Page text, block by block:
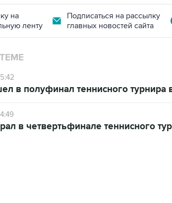
на
ленту
Подписаться на рассылку
главных новостей сайта
в полуфинал теннисного турнира
в четвертьфинале теннисного